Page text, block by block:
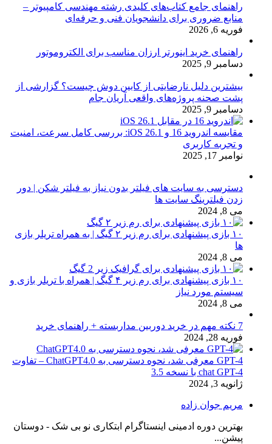
راهنمای جامع کتاب‌های کلیدی رشته مهندسی کامپیوتر –
منابع ضروری برای دانشجویان فنی و حرفه‌ای
فوریه 6, 2026
راهنمای خرید اینورتر ارزان مناسب برای الکتروموتور
دسامبر 9, 2025
بیشترین دلیل نارضایتی از کابین دوش چیست؟ گزارشی از
پشت صحنه پروژه‌های واقعی آریان جام
دسامبر 9, 2025
مقایسه اندروید 16 و iOS 26.1: بررسی کامل سرعت، امنیت
و تجربه کاربری
نوامبر 17, 2025
دسترسی به سایت های فیلتر بدون نیاز به فیلتر شکن | دور
زدن فیلترینگ سایت ها
می 8, 2024
۱۰ بازی پیشنهادی برای رم زیر ۲ گیگ | به همراه تریلر بازی
ها
می 8, 2024
۱۰ بازی پیشنهادی برای رم زیر ۴ گیگ | همراه با تریلر بازی و
سیستم مورد نیاز
می 8, 2024
7 نکته مهم در خرید دوربین مداربسته + راهنمای خرید
فوریه 28, 2024
GPT-4 معرفی شد، نحوه دسترسی به ChatGPT4.0 – تفاوت
chat GPT-4 با نسخه 3.5
ژانویه 3, 2024
مریم جوان زاده
بهترین دوره ادمینی اینستاگرام ابتکاری نو بی شک - دوستان
پیشن...